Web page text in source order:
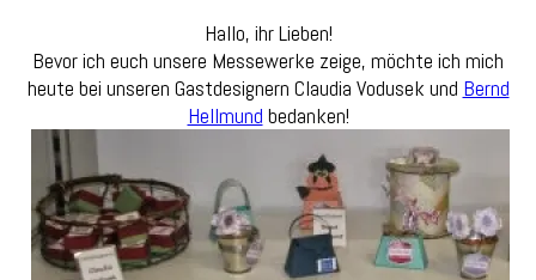
Hallo, ihr Lieben!
Bevor ich euch unsere Messewerke zeige, möchte ich mich
heute bei unseren Gastdesignern Claudia Vodusek und Bernd
Hellmund bedanken!